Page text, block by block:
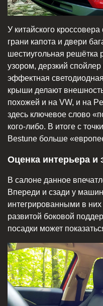
У китайского
грани капота и двери
шестиугольная
узором, дерзкий
эффектная
крыши делают
похожей и на VW, и на
здесь ключевое слово
кого-либо. В итоге с
Bestune больше
Оценка интерьера и
В салоне данное
Впереди и сзади у
интегрированными в
развитой боковой
посадки может